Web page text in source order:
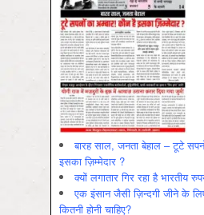
बारह साल, जनता बेहाल – टूटे
इसका ज़िम्मेदार ?
क्यों लगातार गिर रहा है भारतीय
एक इंसान जैसी ज़िन्दगी जीने के
कितनी होनी चाहिए?